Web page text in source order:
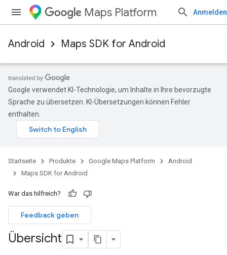
Maps Platform Anmelden
Android Maps SDK for Android
Google verwendet KI-Technologie, um Inhalte in Ihre bevorzugte
Sprache zu übersetzen. KI-Übersetzungen können Fehler
enthalten.
Startseite Produkte Google Maps Platform
Android
Maps SDK for Android
War das hilfreich?
Feedback geben
Übersicht